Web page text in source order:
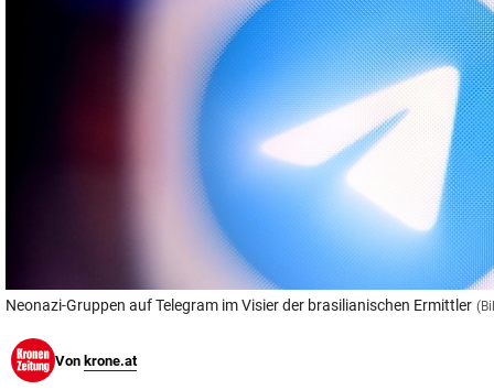
Neonazi-Gruppen auf Telegram im Visier der brasilianischen Ermittler
Von krone.at